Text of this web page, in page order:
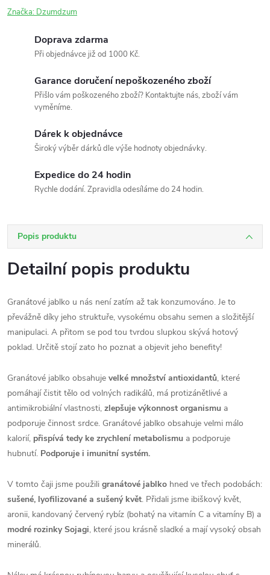
Značka: Dzumdzum
Doprava zdarma
Při objednávce již od 1000 Kč.
Garance doručení nepoškozeného zboží
Přišlo vám poškozeného zboží? Kontaktujte nás, zboží vám
vyměníme.
Dárek k objednávce
Široký výběr dárků dle výše hodnoty objednávky.
Expedice do 24 hodin
Rychle dodání. Zpravidla odesíláme do 24 hodin.
Popis produktu
Detailní popis produktu
Granátové jablko u nás není zatím až tak konzumováno. Je to
převážně díky jeho struktuře, vysokému obsahu semen a složitější
manipulaci. A přitom se pod tou tvrdou slupkou skývá hotový
poklad. Určitě stojí zato ho poznat a objevit jeho benefity!
Granátové jablko obsahuje velké množství antioxidantů, které
pomáhají čistit tělo od volných radikálů, má protizánětlivé a
antimikrobiální vlastnosti, zlepšuje výkonnost organismu a
podporuje činnost srdce. Granátové jablko obsahuje velmi málo
kalorií, přispívá tedy ke zrychlení metabolismu a podporuje
hubnutí. Podporuje i imunitní systém.
V tomto čaji jsme použili granátové jablko hned ve třech podobách:
sušené, lyofilizované a sušený květ. Přidali jsme ibiškový květ,
aronii, kandovaný červený rybíz (bohatý na vitamín C a vitamíny B) a
modré rozinky Sojagi, které jsou krásně sladké a mají vysoký obsah
minerálů.